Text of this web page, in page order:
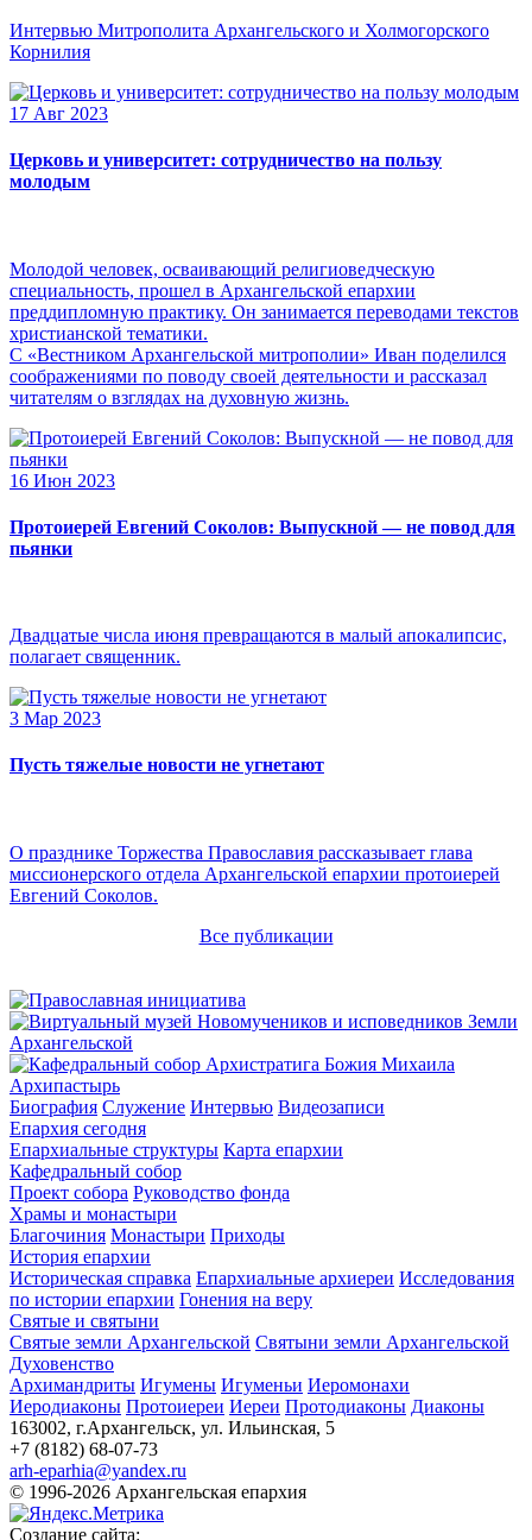
Интервью Митрополита Архангельского и Холмогорского
Корнилия
17 Авг 2023
Церковь и университет: сотрудничество на пользу
молодым
Молодой человек, осваивающий религиоведческую
специальность, прошел в Архангельской епархии
преддипломную практику. Он занимается переводами текстов
христианской тематики.
С «Вестником Архангельской митрополии» Иван поделился
соображениями по поводу своей деятельности и рассказал
читателям о взглядах на духовную жизнь.
16 Июн 2023
Протоиерей Евгений Соколов: Выпускной — не повод для
пьянки
Двадцатые числа июня превращаются в малый апокалипсис,
полагает священник.
3 Мар 2023
Пусть тяжелые новости не угнетают
О празднике Торжества Православия рассказывает глава
миссионерского отдела Архангельской епархии протоиерей
Евгений Соколов.
Все публикации
Архипастырь
Биография Служение Интервью Видеозаписи
Епархия сегодня
Епархиальные структуры Карта епархии
Кафедральный собор
Проект собора Руководство фонда
Храмы и монастыри
Благочиния Монастыри Приходы
История епархии
Историческая справка Епархиальные архиереи Исследования
по истории епархии Гонения на веру
Святые и святыни
Святые земли Архангельской Святыни земли Архангельской
Духовенство
Архимандриты Игумены Игуменьи Иеромонахи
Иеродиаконы Протоиереи Иереи Протодиаконы Диаконы
163002, г.Архангельск, ул. Ильинская, 5
+7 (8182) 68-07-73
arh-eparhia@yandex.ru
© 1996-2026 Архангельская епархия
Создание сайта: